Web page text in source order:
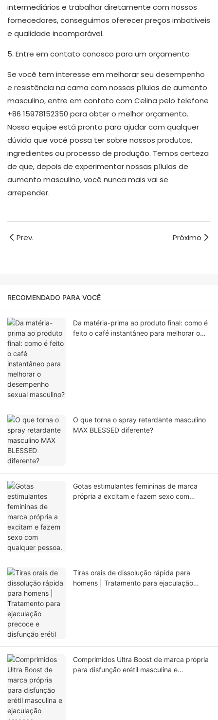
intermediários e trabalhar diretamente com nossos
fornecedores, conseguimos oferecer preços imbatíveis
e qualidade incomparável.
5. Entre em contato conosco para um orçamento
Se você tem interesse em melhorar seu desempenho
e resistência na cama com nossas pílulas de aumento
masculino, entre em contato com Celina pelo telefone
+86 15978152350 para obter o melhor orçamento.
Nossa equipe está pronta para ajudar com qualquer
dúvida que você possa ter sobre nossos produtos,
ingredientes ou processo de produção. Temos certeza
de que, depois de experimentar nossas pílulas de
aumento masculino, você nunca mais vai se
arrepender.
Prev. Próximo
RECOMENDADO PARA VOCÊ
Da matéria-prima ao produto final: como é
feito o café instantâneo para melhorar o
O que torna o spray retardante masculino
MAX BLESSED diferente?
Gotas estimulantes femininas de marca
própria a excitam e fazem sexo com
Tiras orais de dissolução rápida para
homens | Tratamento para ejaculação
Comprimidos Ultra Boost de marca própria
para disfunção erétil masculina e